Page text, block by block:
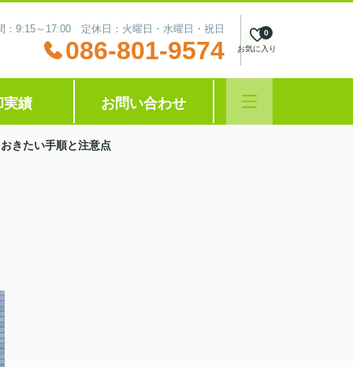
：9:15～17:00 定休日：火曜日・水曜日・祝日
086-801-9574 お気に入り
0
実績 お問い合わせ
きたい手順と注意点